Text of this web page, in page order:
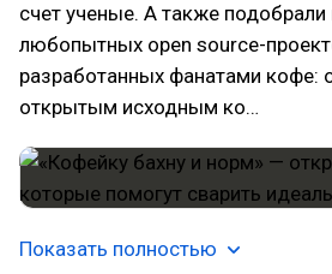
счет ученые. А также подобрали
любопытных open source-
разработанных фанатами
открытым исходным ко…
Показать полностью